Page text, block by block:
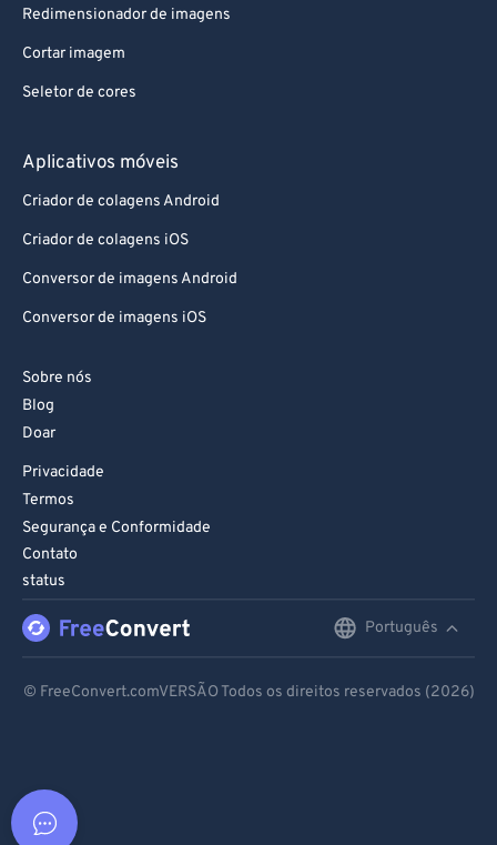
Redimensionador de imagens
Cortar imagem
Seletor de cores
Aplicativos móveis
Criador de colagens Android
Criador de colagens iOS
Conversor de imagens Android
Conversor de imagens iOS
Sobre nós
Blog
Doar
Privacidade
Termos
Segurança e Conformidade
Contato
status
Português
© FreeConvert.comVERSÃO Todos os direitos reservados (2026)